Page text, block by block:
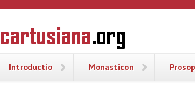
CARTUSIANA
Geschiedenis
van de
Introductio Monasticon